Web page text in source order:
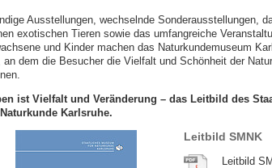
Ausstellungen, wechselnde Sonderausstellungen,
exotischen Tieren sowie das umfangreiche
und Kinder machen das Naturkundemuseum
an dem die Besucher die Vielfalt und Schönheit der
ist Vielfalt und Veränderung – das Leitbild des
Karlsruhe.
Leitbild SMNK
Leitbild